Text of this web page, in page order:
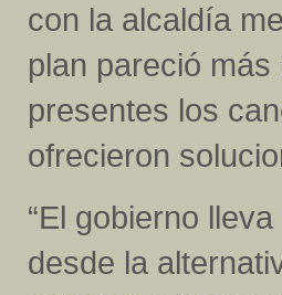
con la alcaldía
plan pareció
presentes los
ofrecieron
“El gobierno
desde la